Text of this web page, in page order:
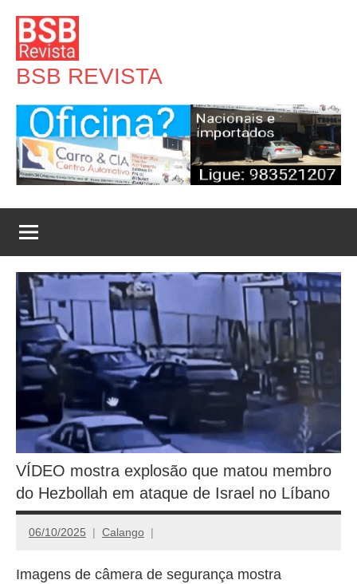
para
conteúdo
BSB REVISTA
VÍDEO mostra explosão que matou membro
do Hezbollah em ataque de Israel no Líbano
06/10/2025 Calango
Imagens de câmera de segurança mostra